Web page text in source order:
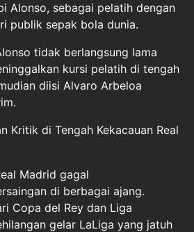
Alonso, sebagai pelatih dengan
publik sepak bola dunia.
tidak berlangsung lama
kursi pelatih di tengah
diisi Alvaro Arbeloa
Kritik di Tengah Kekacauan Real
Madrid gagal
di berbagai ajang.
Copa del Rey dan Liga
gelar LaLiga yang jatuh